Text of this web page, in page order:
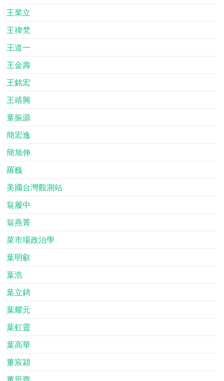
王業立
王禕梵
王道一
王金壽
王銘宏
王靖興
童振源
簡宏逸
簡旭伸
羅巍
美國台灣觀測站
翁履中
翁燕菁
菜市場政治學
葉明叡
葉浩
葉立錡
葉耀元
葉虹靈
葉高華
董宸潁